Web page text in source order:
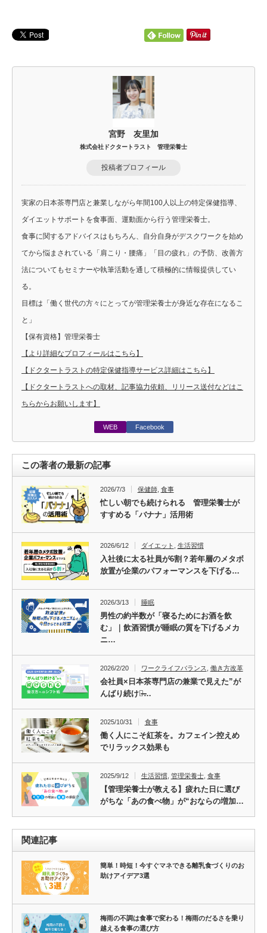
宮野 友里加
株式会社ドクタートラスト 管理栄養士
投稿者プロフィール
実家の日本茶専門店と兼業しながら年間100人以上の特定保健指導、
ダイエットサポートを食事面、運動面から行う管理栄養士。
食事に関するアドバイスはもちろん、自分自身がデスクワークを始め
てから悩まされている「肩こり・腰痛」「目の疲れ」の予防、改善方
法についてもセミナーや執筆活動を通して積極的に情報提供してい
る。
目標は「働く世代の方々にとってが管理栄養士が身近な存在になるこ
と」
【保有資格】管理栄養士
【より詳細なプロフィールはこちら】
【ドクタートラストの特定保健指導サービス詳細はこちら】
【ドクタートラストへの取材、記事協力依頼、リリース送付などはこ
ちらからお願いします】
WEB Facebook
この著者の最新の記事
2026/7/3 保健師, 食事
忙しい朝でも続けられる 管理栄養士が
すすめる「バナナ」活用術
2026/6/12 ダイエット 生活習慣
入社後に太る社員が6割？若年層のメタボ
放置が企業のパフォーマンスを下げる…
2026/3/13 睡眠
男性の約半数が「寝るためにお酒を飲
む」｜飲酒習慣が睡眠の質を下げるメカ
ニ…
2026/2/20 ワークライフバランス 働き方改革
会社員×日本茶専門店の兼業で見えた”が
んばり続ける̶…
2025/10/31 食事
働く人にこそ紅茶を。カフェイン控えめ
でリラックス効果も
2025/9/12 生活習慣, 管理栄養士, 食事
【管理栄養士が教える】疲れた日に選び
がちな「あの食べ物」が“おならの増加…
関連記事
簡単！時短！今すぐマネできる離乳食づくりのお
助けアイデア3選
梅雨の不調は食事で変わる！梅雨のだるさを乗り
越える食事の選び方